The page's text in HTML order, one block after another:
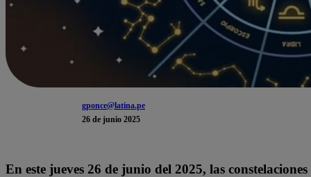
gponce@latina.pe
26 de junio 2025
En este jueves 26 de junio del 2025, las